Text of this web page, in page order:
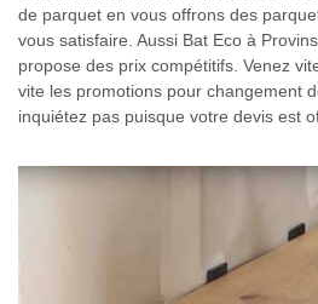
de parquet en vous offrons des
vous satisfaire. Aussi Bat Eco à
propose des prix compétitifs. Venez
vite les promotions pour changement
inquiétez pas puisque votre devis est